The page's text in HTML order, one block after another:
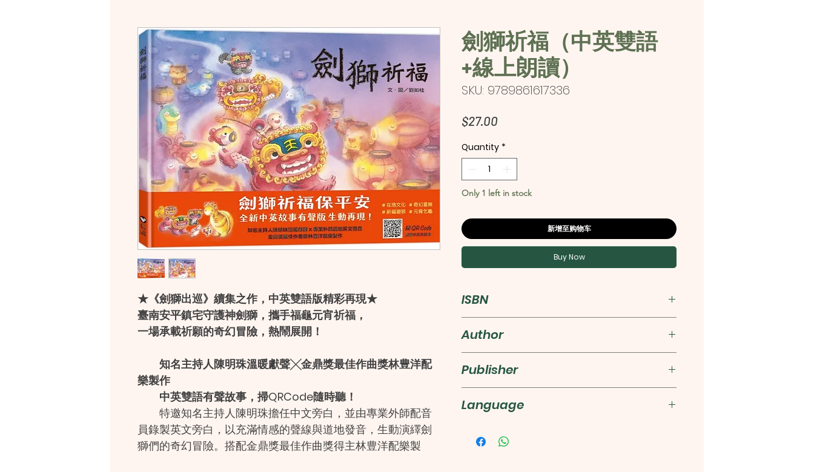
★《劍獅出巡》續集之作，中英雙語版精彩再現★
臺南安平鎮宅守護神劍獅，攜手福龜元宵祈福，
一場承載祈願的奇幻冒險，熱鬧展開！
知名主持人陳明珠溫暖獻聲╳金鼎獎最佳作曲獎林豊洋配
樂製作
中英雙語有聲故事，掃QRCode隨時聽！
特邀知名主持人陳明珠擔任中文旁白，並由專業外師配音
員錄製英文旁白，以充滿情感的聲線與道地發音，生動演繹劍
獅們的奇幻冒險。搭配金鼎獎最佳作曲獎得主林豊洋配樂製
劍獅祈福（中英雙語
+線上朗讀）
SKU: 9789861617336
$27.00Price
Quantity *
Only 1 left in stock
新增至购物车
Buy Now
ISBN
9789861617336
Author
劉如桂
Publisher
Language